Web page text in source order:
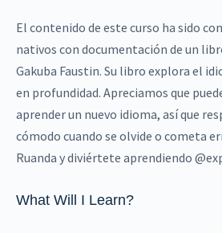
El contenido de este curso ha sido
nativos con documentación de un
Gakuba Faustin. Su libro explora el
en profundidad. Apreciamos que
aprender un nuevo idioma, así que
cómodo cuando se olvide o cometa
Ruanda y diviértete aprendiendo
What Will I Learn?